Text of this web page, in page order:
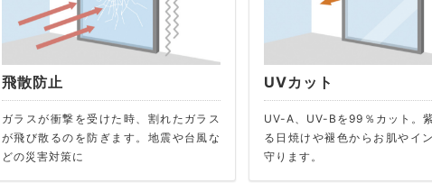
飛散防止
ガラスが衝撃を受けた時、割れたガラス
が飛び散るのを防ぎます。地震や台風な
どの災害対策に
UVカット
UV-A、UV-Bを99％カット。
る日焼けや褪色からお肌やイ
守ります。